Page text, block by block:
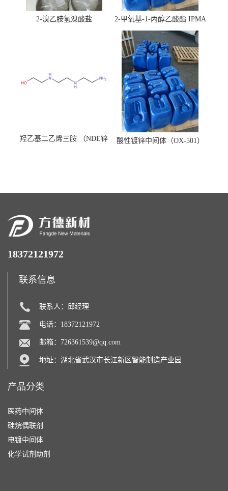
2-溴乙胺氢溴酸盐 2-甲氧基-1-丙醇乙酸酯 IPMA
羟乙基二乙烯三胺 （NDE锌
酸性镀锌中间体（OX-501）
18372121972
联系信息
联系人：邱经理
电话：18372121972
邮箱： 726361539@qq.com
地址：湖北省武汉市长江新区智能制造产业园
产品分类
医药中间体
硅烷偶联剂
电镀中间体
化学试剂助剂